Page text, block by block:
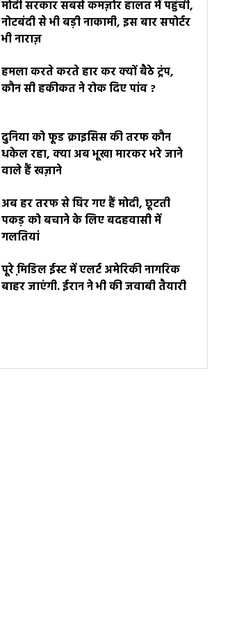
मोदी सरकार सबसे कमज़ोर हालत में पहुंची,
नोटबंदी से भी बड़ी नाकामी, इस बार सपोर्टर
भी नाराज़
हमला करते करते हार कर क्यों बैठे ट्रंप,
कौन सी हकीकत ने रोक दिए पांव ?
दुनिया को फूड क्राइसिस की तरफ कौन
धकेल रहा, क्या अब भूखा मारकर भरे जाने
वाले हैं खज़ाने
अब हर तरफ से घिर गए हैं मोदी, छूटती
पकड़ को बचाने के लिए बदहवासी में
गलतियां
पूरे मि़डिल ईस्ट में एलर्ट अमेरिकी नागरिक
बाहर जाएंगी. ईरान ने भी की जवाबी तैयारी